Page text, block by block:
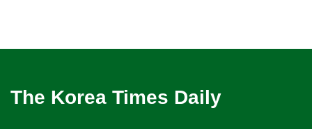
The Korea Times Daily